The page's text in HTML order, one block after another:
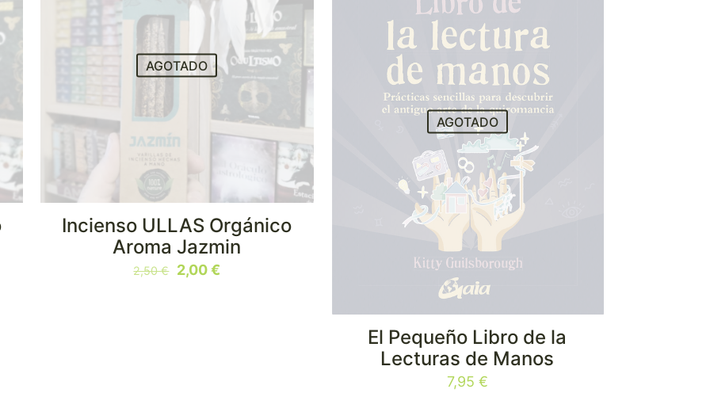
AGOTADO
Incienso ULLAS Orgánico
Aroma Jazmin
2,50€
El
2,00€
AGOTADO
El Pequeño Libro de la
Lecturas de Manos
7,95 €